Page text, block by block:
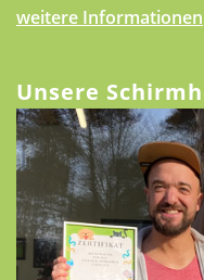
weitere Informationen
Unsere